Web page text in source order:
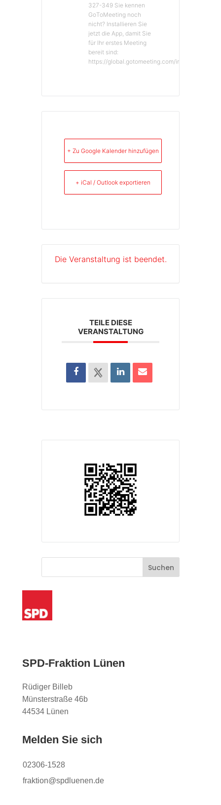
327-349 Sie kennen
GoToMeeting noch
nicht? Installieren Sie
jetzt die App, damit Sie
für Ihr erstes Meeting
bereit sind:
https://global.gotomeeting.com/install/
+ Zu Google Kalender hinzufügen
+ iCal / Outlook exportieren
Die Veranstaltung ist beendet.
TEILE DIESE
VERANSTALTUNG
SPD-Fraktion Lünen
Rüdiger Billeb
Münsterstraße 46b
44534 Lünen
Melden Sie sich
02306-1528
fraktion@spdluenen.de